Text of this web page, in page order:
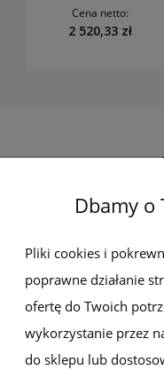
Cena netto:
2 520,33 zł
Dbamy o
Pliki cookies i
poprawne działanie
ofertę do Twoich
wykorzystanie przez
do sklepu lub